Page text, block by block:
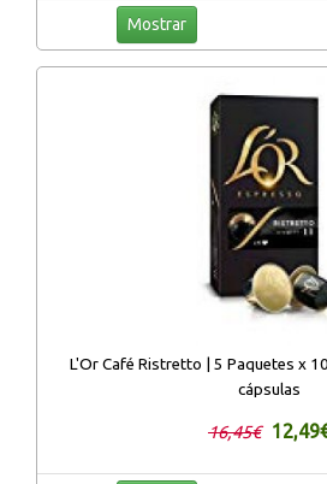
Mostrar
L'Or Café Ristretto | 5 Paquetes x
cápsulas
16,45€